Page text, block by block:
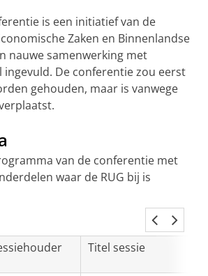
is een initiatief van de
Zaken en Binnenlandse
nauwe samenwerking met
ingevuld. De conferentie zou eerst
gehouden, maar is vanwege
van de conferentie met
waar de RUG bij is
Titel sessie